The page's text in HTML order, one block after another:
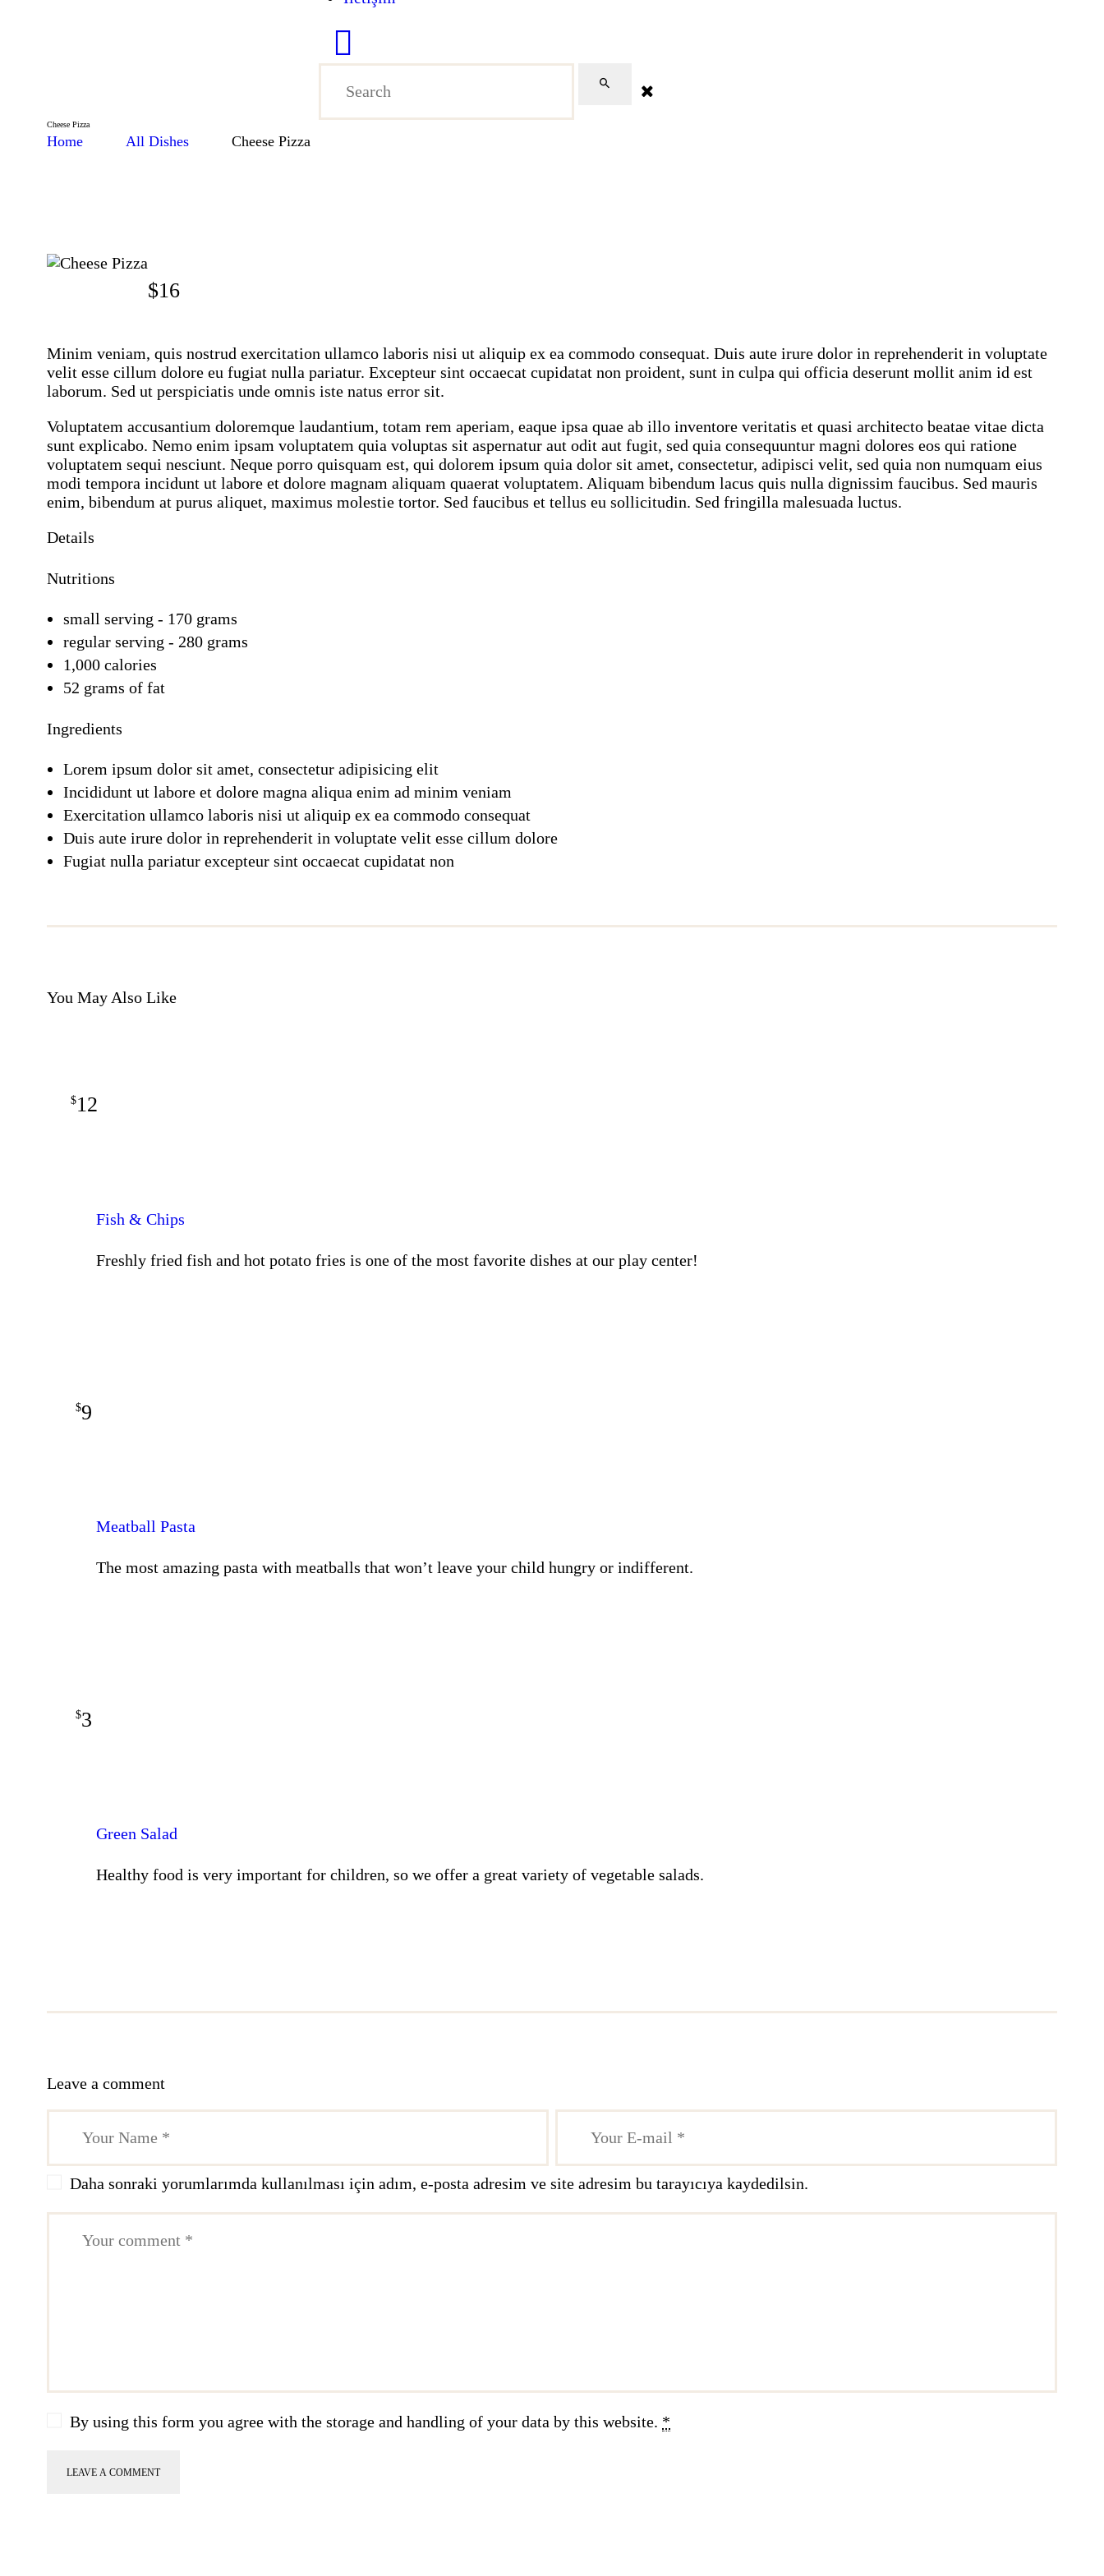
Cheese Pizza
Home All Dishes Cheese Pizza
KÖŞESI
$16
Minim veniam, quis nostrud exercitation ullamco laboris nisi ut aliquip ex ea commodo consequat. Duis aute irure dolor in reprehenderit in voluptate
velit esse cillum dolore eu fugiat nulla pariatur. Excepteur sint occaecat cupidatat non proident, sunt in culpa qui officia deserunt mollit anim id est
laborum. Sed ut perspiciatis unde omnis iste natus error sit.
Voluptatem accusantium doloremque laudantium, totam rem aperiam, eaque ipsa quae ab illo inventore veritatis et quasi architecto beatae vitae dicta
sunt explicabo. Nemo enim ipsam voluptatem quia voluptas sit aspernatur aut odit aut fugit, sed quia consequuntur magni dolores eos qui ratione
voluptatem sequi nesciunt. Neque porro quisquam est, qui dolorem ipsum quia dolor sit amet, consectetur, adipisci velit, sed quia non numquam eius
modi tempora incidunt ut labore et dolore magnam aliquam quaerat voluptatem. Aliquam bibendum lacus quis nulla dignissim faucibus. Sed mauris
enim, bibendum at purus aliquet, maximus molestie tortor. Sed faucibus et tellus eu sollicitudin. Sed fringilla malesuada luctus.
Details
Nutritions
small serving - 170 grams
regular serving - 280 grams
1,000 calories
52 grams of fat
Ingredients
Lorem ipsum dolor sit amet, consectetur adipisicing elit
Incididunt ut labore et dolore magna aliqua enim ad minim veniam
Exercitation ullamco laboris nisi ut aliquip ex ea commodo consequat
Duis aute irure dolor in reprehenderit in voluptate velit esse cillum dolore
Fugiat nulla pariatur excepteur sint occaecat cupidatat non
You May Also Like
$12
Fish & Chips
Freshly fried fish and hot potato fries is one of the most favorite dishes at our play center!
$9
Meatball Pasta
The most amazing pasta with meatballs that won’t leave your child hungry or indifferent.
$3
Green Salad
Healthy food is very important for children, so we offer a great variety of vegetable salads.
Leave a comment
Daha sonraki yorumlarımda kullanılması için adım, e-posta adresim ve site adresim bu tarayıcıya kaydedilsin.
By using this form you agree with the storage and handling of your data by this website. *